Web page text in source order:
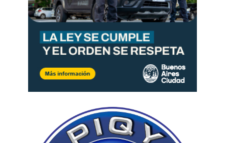
convertirse en una decisión política y cuando eso
ocurre, el problema ya no es la coyuntura, es el
* Secretario general del Sindicato de
Trabajadores Municipales de Vicente López.